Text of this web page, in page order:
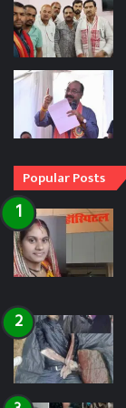
Popular Posts